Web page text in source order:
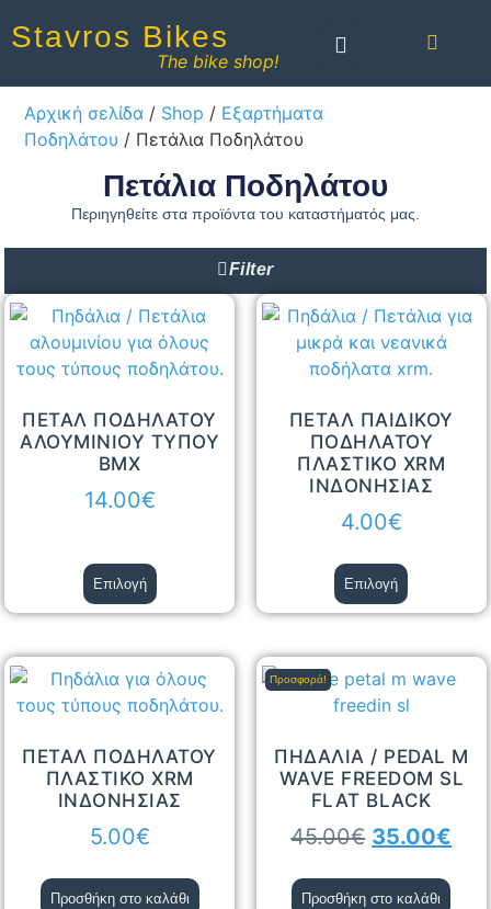
Stavros Bikes
The bike shop!
Αρχική σελίδα / Shop / Εξαρτήματα
Ποδηλάτου / Πετάλια Ποδηλάτου
Πετάλια Ποδηλάτου
Περιηγηθείτε στα προϊόντα του καταστήματός μας.
Filter
ΠΕΤΑΛ ΠΟΔΗΛΑΤΟΥ
ΑΛΟΥΜΙΝΙΟΥ ΤΥΠΟΥ
BMX
14.00€
Επιλογή
ΠΕΤΑΛ ΠΑΙΔΙΚΟΥ
ΠΟΔΗΛΑΤΟΥ
ΠΛΑΣΤΙΚΟ XRM
ΙΝΔΟΝΗΣΙΑΣ
4.00€
Επιλογή
ΠΕΤΑΛ ΠΟΔΗΛΑΤΟΥ
ΠΛΑΣΤΙΚΟ XRM
ΙΝΔΟΝΗΣΙΑΣ
5.00€
Προσθήκη στο καλάθι
Προσφορά!
ΠΗΔΑΛΙΑ / PEDAL M
WAVE FREEDOM SL
FLAT BLACK
45.00€ 35.00€
Προσθήκη στο καλάθι